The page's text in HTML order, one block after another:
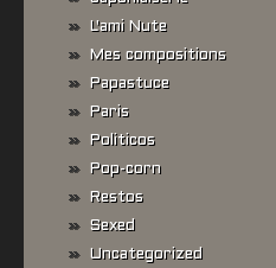
L'ami Nute
Mes compositions
Papastuce
Paris
Politicos
Pop-corn
Restos
Sexed
Uncategorized